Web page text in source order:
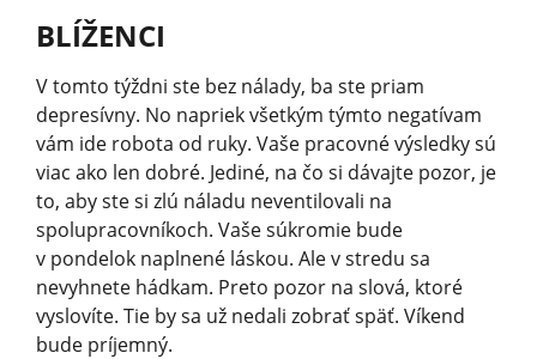
BLÍŽENCI
V tomto týždni ste bez nálady, ba ste priam
depresívny. No napriek všetkým týmto negatívam
vám ide robota od ruky. Vaše pracovné výsledky sú
viac ako len dobré. Jediné, na čo si dávajte pozor, je
to, aby ste si zlú náladu neventilovali na
spolupracovníkoch. Vaše súkromie bude
v pondelok naplnené láskou. Ale v stredu sa
nevyhnete hádkam. Preto pozor na slová, ktoré
vyslovíte. Tie by sa už nedali zobrať späť. Víkend
bude príjemný.